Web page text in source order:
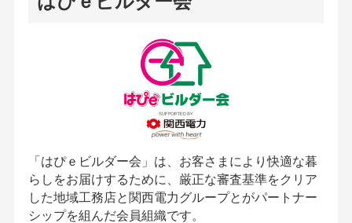
「はぴｅビルダー会」は、お客さまにより快適な暮
らしをお届けするために、厳正な審査基準をクリア
した地域工務店と関西電力グループとがパートナー
シップを組んだ会員組織です。